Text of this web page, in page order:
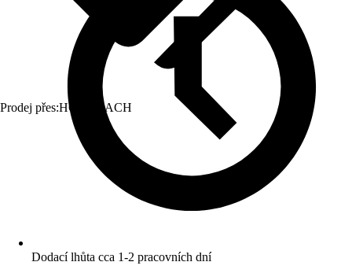
Prodej přes:HORNBACH
Dodací lhůta cca 1-2 pracovních dní